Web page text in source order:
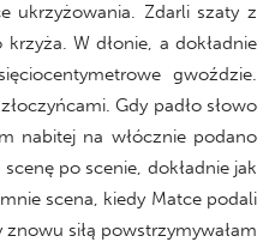
ukrzyżowania. Zdarli szaty z
W dłonie, a dokładnie
gwoździe.
Gdy padło słowo
nabitej na włócznie podano
po scenie, dokładnie jak
scena, kiedy Matce podali
siłą powstrzymywałam